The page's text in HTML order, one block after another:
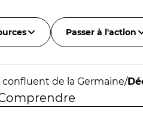
Passer à l'action
de la Germaine/